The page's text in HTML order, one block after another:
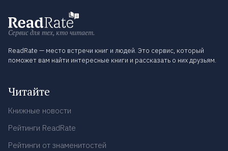
Сервис для тех, кто читает.
ReadRate — место встречи книг и людей. Это сервис, который
поможет вам найти интересные книги и рассказать о них друзьям.
Читайте
Книжные новости
Рейтинги ReadRate
Рейтинги от знаменитостей